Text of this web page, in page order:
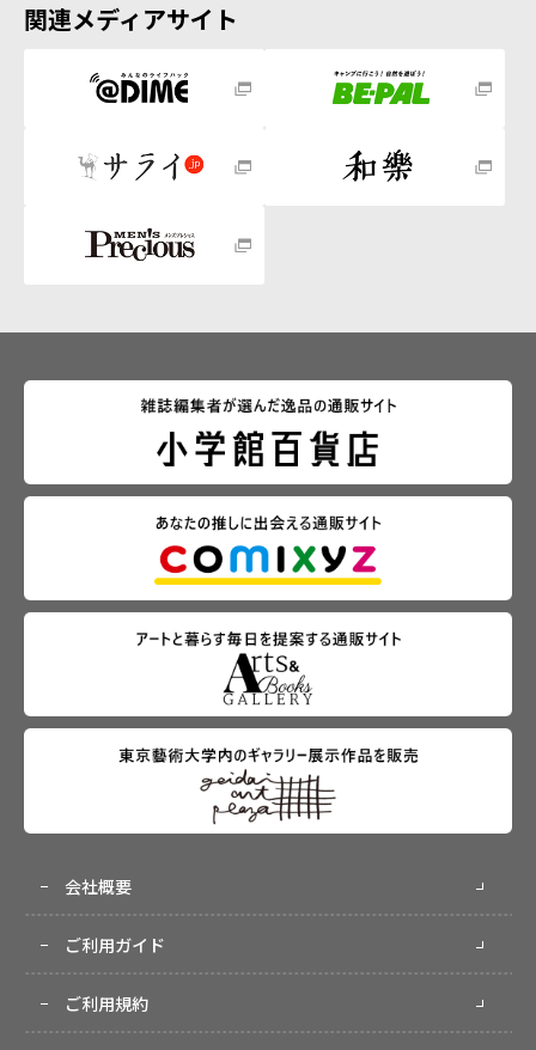
関連メディアサイト
会社概要
ご利用ガイド
ご利用規約